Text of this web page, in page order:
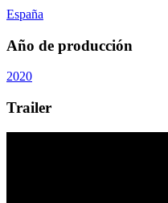
España
Año de producción
2020
Trailer